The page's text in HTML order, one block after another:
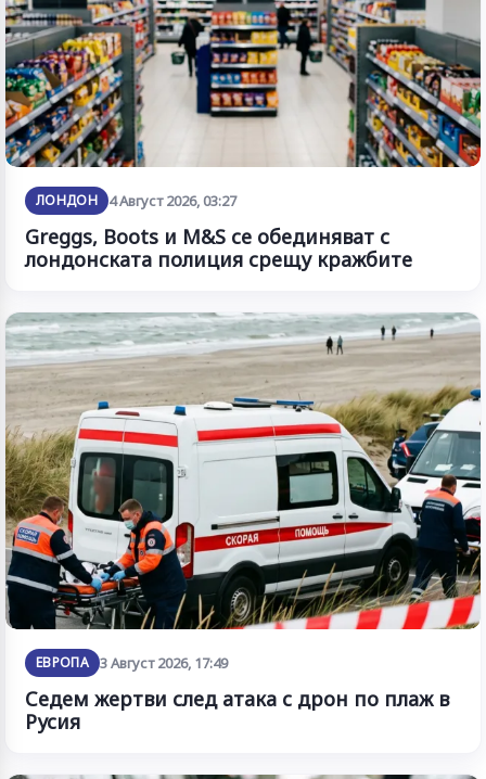
ЛОНДОН 4 Август 2026, 03:27
Greggs, Boots и M&S се обединяват с
лондонската полиция срещу кражбите
ЕВРОПА 3 Август 2026, 17:49
Седем жертви след атака с дрон по плаж в
Русия